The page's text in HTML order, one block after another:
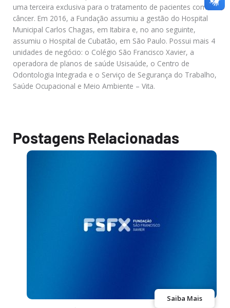
uma terceira exclusiva para o tratamento de pacientes com
câncer. Em 2016, a Fundação assumiu a gestão do Hospital
Municipal Carlos Chagas, em Itabira e, no ano seguinte,
assumiu o Hospital de Cubatão, em São Paulo. Possui mais 4
unidades de negócio: o Colégio São Francisco Xavier, a
operadora de planos de saúde Usisaúde, o Centro de
Odontologia Integrada e o Serviço de Segurança do Trabalho,
Saúde Ocupacional e Meio Ambiente – Vita.
Postagens Relacionadas
Saiba Mais